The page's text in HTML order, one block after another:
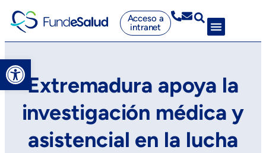
Abrir barra de herramientas
Acceso a
intranet
Extremadura apoya la
investigación médica y
asistencial en la lucha